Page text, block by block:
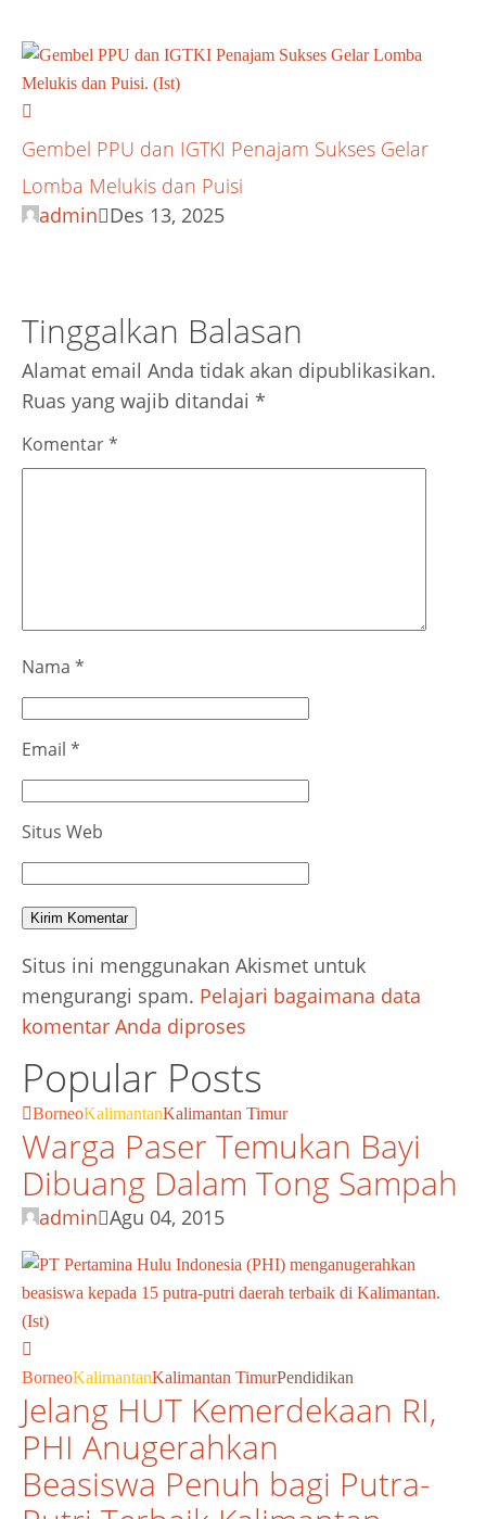
Gembel PPU dan IGTKI Penajam Sukses Gelar
Lomba Melukis dan Puisi
admin Des 13, 2025
Tinggalkan Balasan
Alamat email Anda tidak akan dipublikasikan.
Ruas yang wajib ditandai *
Komentar*
Nama *
Email *
Situs Web
Situs ini menggunakan Akismet untuk
mengurangi spam. Pelajari bagaimana data
komentar Anda diproses
Popular Posts
BorneoKalimantanKalimantan Timur
Warga Paser Temukan Bayi
Dibuang Dalam Tong Sampah
admin Agu 04, 2015
BorneoKalimantanKalimantan TimurPendidikan
Jelang HUT Kemerdekaan RI,
PHI Anugerahkan
Beasiswa Penuh bagi Putra-